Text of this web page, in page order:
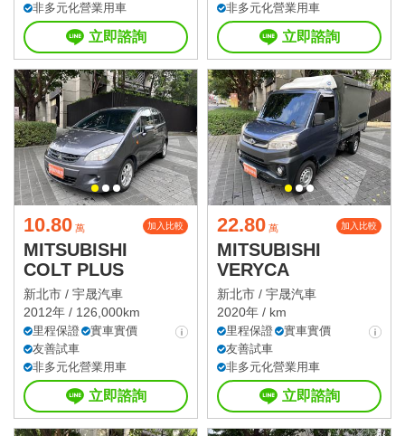
非多元化營業用車
立即諮詢
非多元化營業用車
立即諮詢
10.80 萬 加入比較
MITSUBISHI
COLT PLUS
新北市 / 宇晟汽車
2012年 / 126,000km
里程保證
實車實價
友善試車
非多元化營業用車
立即諮詢
22.80 萬 加入比較
MITSUBISHI
VERYCA
新北市 / 宇晟汽車
2020年 / km
里程保證
實車實價
友善試車
非多元化營業用車
立即諮詢